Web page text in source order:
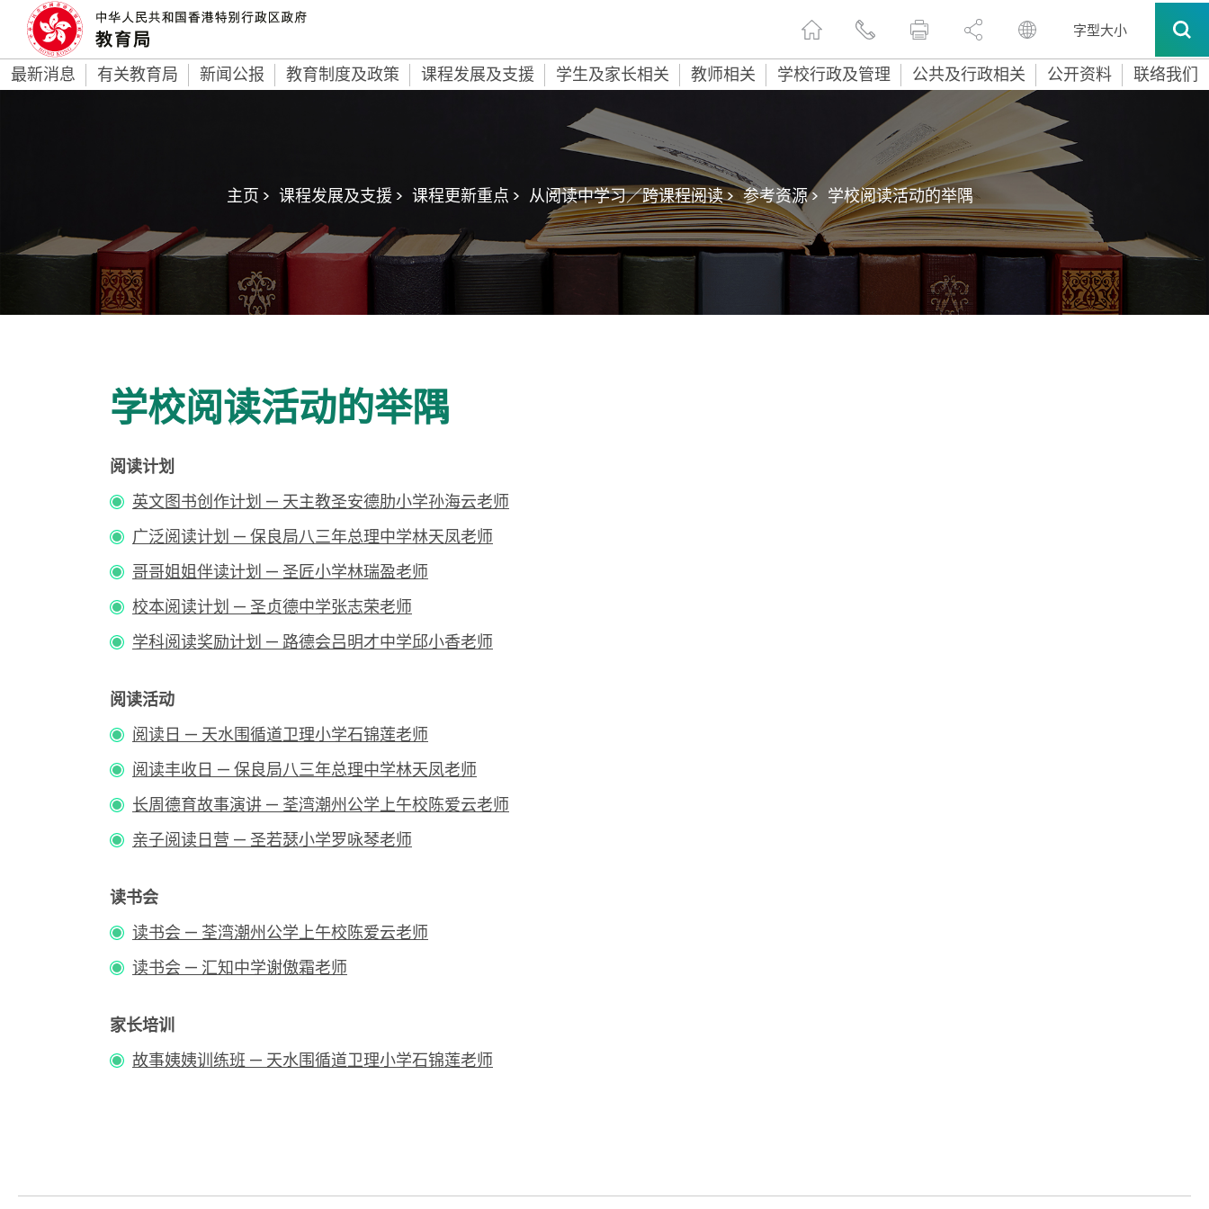
字型大小
最新消息 有关教育局 新闻公报 教育制度及政策 课程发展及支援 学生及家长相关 教师相关 学校行政及管理 公共及行政相关 公开资料 联络我们
主页 > 课程发展及支援 > 课程更新重点 > 从阅读中学习／跨课程阅读 > 参考资源 > 学校阅读活动的举隅
学校阅读活动的举隅
阅读计划
英文图书创作计划 — 天主教圣安德肋小学孙海云老师
广泛阅读计划 — 保良局八三年总理中学林天凤老师
哥哥姐姐伴读计划 — 圣匠小学林瑞盈老师
校本阅读计划 — 圣贞德中学张志荣老师
学科阅读奖励计划 — 路德会吕明才中学邱小香老师
阅读活动
阅读日 — 天水围循道卫理小学石锦莲老师
阅读丰收日 — 保良局八三年总理中学林天凤老师
长周德育故事演讲 — 荃湾潮州公学上午校陈爱云老师
亲子阅读日营 — 圣若瑟小学罗咏琴老师
读书会
读书会 — 荃湾潮州公学上午校陈爱云老师
读书会 — 汇知中学谢傲霜老师
家长培训
故事姨姨训练班 — 天水围循道卫理小学石锦莲老师